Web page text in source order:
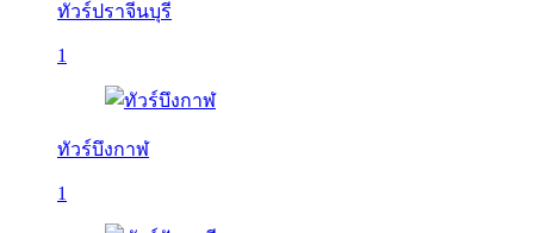
ทัวร์ปราจีนบุรี
1
ทัวร์บึงกาฬ
1